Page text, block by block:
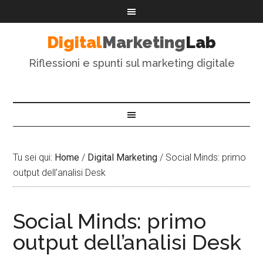
DigitalMarketingLab
Riflessioni e spunti sul marketing digitale
Tu sei qui: Home / Digital Marketing / Social Minds: primo
output dell’analisi Desk
Social Minds: primo
output dell’analisi Desk